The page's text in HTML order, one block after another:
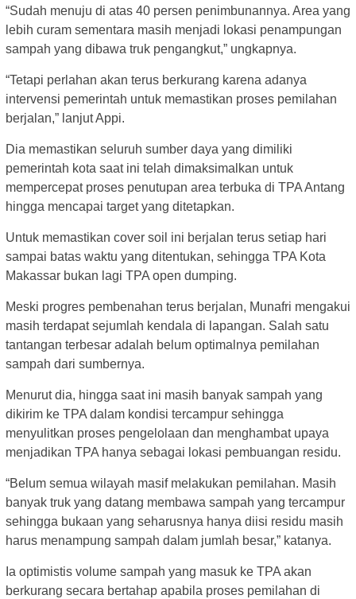
“Sudah menuju di atas 40 persen penimbunannya. Area yang
lebih curam sementara masih menjadi lokasi penampungan
sampah yang dibawa truk pengangkut,” ungkapnya.
“Tetapi perlahan akan terus berkurang karena adanya
intervensi pemerintah untuk memastikan proses pemilahan
berjalan,” lanjut Appi.
Dia memastikan seluruh sumber daya yang dimiliki
pemerintah kota saat ini telah dimaksimalkan untuk
mempercepat proses penutupan area terbuka di TPA Antang
hingga mencapai target yang ditetapkan.
Untuk memastikan cover soil ini berjalan terus setiap hari
sampai batas waktu yang ditentukan, sehingga TPA Kota
Makassar bukan lagi TPA open dumping.
Meski progres pembenahan terus berjalan, Munafri mengakui
masih terdapat sejumlah kendala di lapangan. Salah satu
tantangan terbesar adalah belum optimalnya pemilahan
sampah dari sumbernya.
Menurut dia, hingga saat ini masih banyak sampah yang
dikirim ke TPA dalam kondisi tercampur sehingga
menyulitkan proses pengelolaan dan menghambat upaya
menjadikan TPA hanya sebagai lokasi pembuangan residu.
“Belum semua wilayah masif melakukan pemilahan. Masih
banyak truk yang datang membawa sampah yang tercampur
sehingga bukaan yang seharusnya hanya diisi residu masih
harus menampung sampah dalam jumlah besar,” katanya.
Ia optimistis volume sampah yang masuk ke TPA akan
berkurang secara bertahap apabila proses pemilahan di